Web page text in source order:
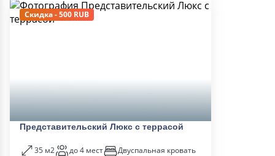
Скидка - 500 RUB
Представительский Люкс с террасой
35 м2 до 4 мест Двуспальная кровать